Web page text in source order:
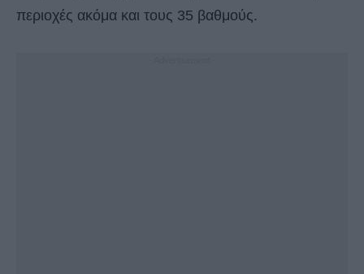
περιοχές ακόμα και τους 35 βαθμούς.